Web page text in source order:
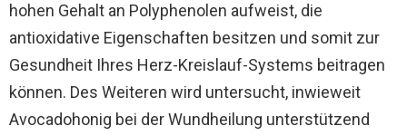
hohen Gehalt an Polyphenolen aufweist, die
antioxidative Eigenschaften besitzen und somit zur
Gesundheit Ihres Herz-Kreislauf-Systems beitragen
können. Des Weiteren wird untersucht, inwieweit
Avocadohonig bei der Wundheilung unterstützend